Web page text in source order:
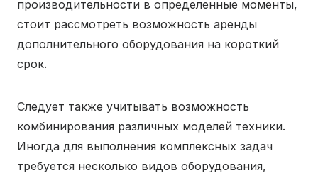
производительности в определенные моменты,
стоит рассмотреть возможность аренды
дополнительного оборудования на короткий
срок.
Следует также учитывать возможность
комбинирования различных моделей техники.
Иногда для выполнения комплексных задач
требуется несколько видов оборудования,